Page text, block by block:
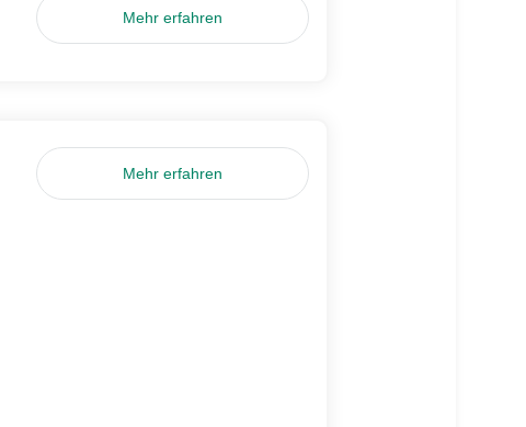
Mehr erfahren
Mehr erfahren